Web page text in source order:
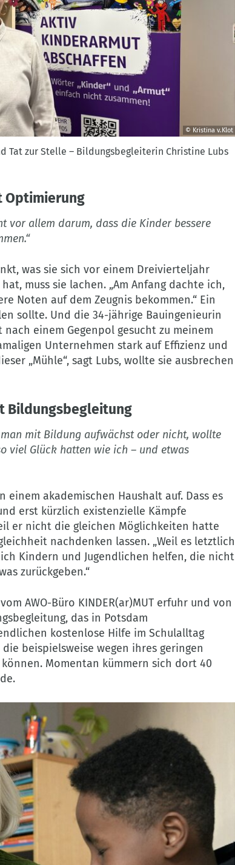
© Kristina v.Klot
Tat zur Stelle – Bildungsbegleiterin Christine Lubs
Optimierung
vor allem darum, dass die Kinder bessere
was sie sich vor einem Dreivierteljahr
muss sie lachen. „Am Anfang dachte ich,
Noten auf dem Zeugnis bekommen.“ Ein
sollte. Und die 34-jährige Bauingenieurin
einem Gegenpol gesucht zu meinem
Unternehmen stark auf Effizienz und
„Mühle“, sagt Lubs, wollte sie ausbrechen
Bildungsbegleitung
mit Bildung aufwächst oder nicht, wollte
viel Glück hatten wie ich – und etwas
einem akademischen Haushalt auf. Dass es
erst kürzlich existenzielle Kämpfe
er nicht die gleichen Möglichkeiten hatte
nachdenken lassen. „Weil es letztlich
Kindern und Jugendlichen helfen, die nicht
zurückgeben.“
AWO-Büro KINDER(ar)MUT erfuhr und von
das in Potsdam
kostenlose Hilfe im Schulalltag
beispielsweise wegen ihres geringen
Momentan kümmern sich dort 40